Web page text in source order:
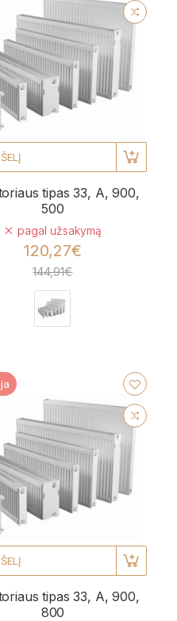
tipas 33, A, 900,
500
pagal užsakymą
120,27€
144,91€
tipas 33, A, 900,
800